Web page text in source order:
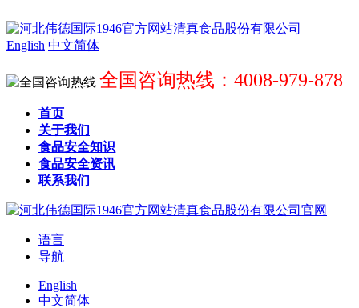
English 中文简体
全国咨询热线：4008-979-878
首页
关于我们
食品安全知识
食品安全资讯
联系我们
语言
导航
English
中文简体